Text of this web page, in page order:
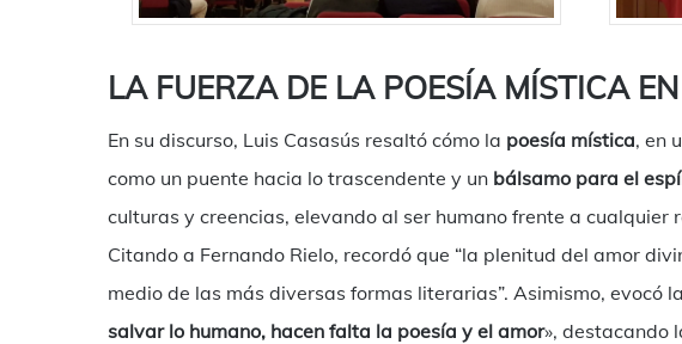
LA FUERZA DE LA POESÍA MÍSTICA
En su discurso, Luis Casasús resaltó cómo la poesía mística, en
como un puente hacia lo trascendente y un bálsamo para el
culturas y creencias, elevando al ser humano frente a cualquier
Citando a Fernando Rielo, recordó que “la plenitud del amor
medio de las más diversas formas literarias”. Asimismo, evocó
salvar lo humano, hacen falta la poesía y el amor», destacando